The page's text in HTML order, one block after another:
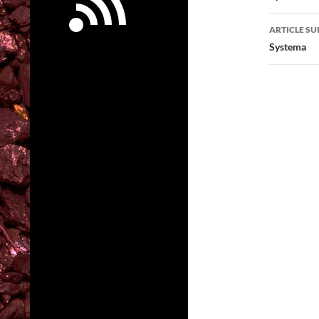
ARTICLE
Systema